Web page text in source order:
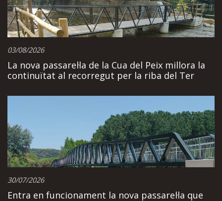
03/08/2026
La nova passarel·la de la Cua del Peix millora la
continuïtat al recorregut per la riba del Ter
30/07/2026
Entra en funcionament la nova passarel·la que